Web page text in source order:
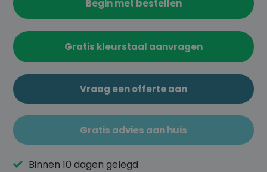
e
v
o
e
g
e
n
a
a
n
Begin met bestellen
Gratis kleurstaal aanvragen
Vraag een offerte aan
Gratis advies aan huis
Binnen 10 dagen gelegd